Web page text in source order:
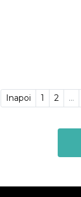
Inapoi 1 2 ...